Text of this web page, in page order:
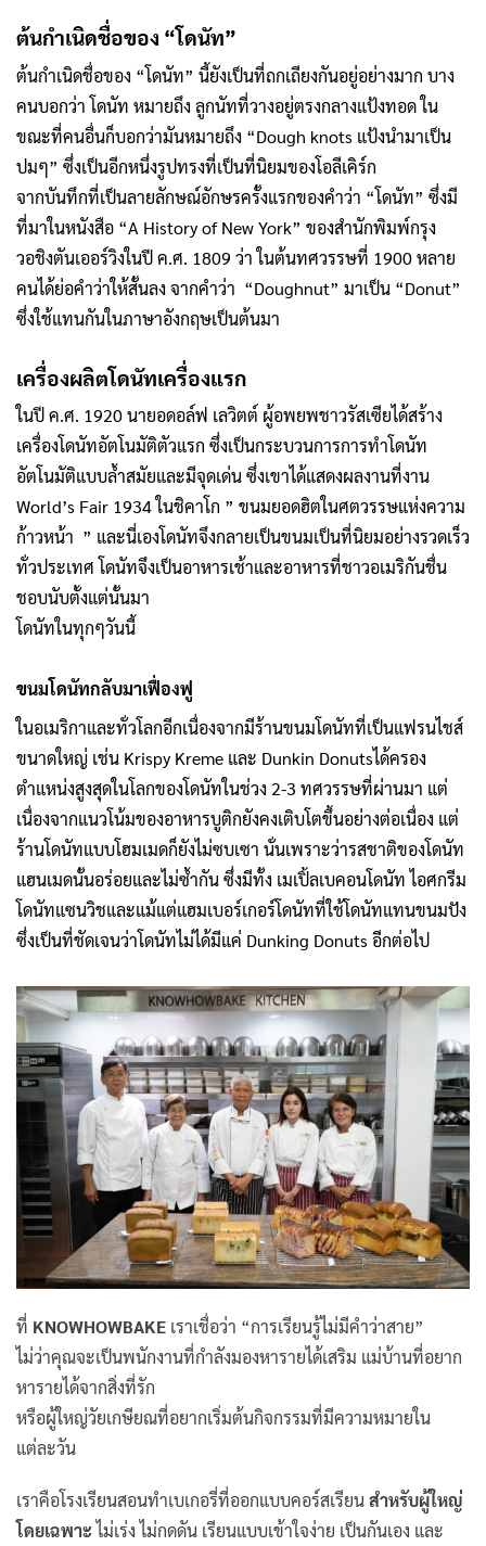
ต้นกำเนิดชื่อของ “โดนัท”
ต้นกำเนิดชื่อของ “โดนัท” นี้ยังเป็นที่ถกเถียงกันอยู่อย่างมาก บาง
คนบอกว่า โดนัท หมายถึง ลูกนัทที่วางอยู่ตรงกลางแป้งทอด ใน
ขณะที่คนอื่นก็บอกว่ามันหมายถึง “Dough knots แป้งนำมาเป็น
ปมๆ” ซึ่งเป็นอีกหนึ่งรูปทรงที่เป็นที่นิยมของโอลีเคิร์ก
จากบันทึกที่เป็นลายลักษณ์อักษรครั้งแรกของคำว่า “โดนัท” ซึ่งมี
ที่มาในหนังสือ “A History of New York” ของสำนักพิมพ์กรุง
วอชิงตันเออร์วิงในปี ค.ศ. 1809 ว่า ในต้นทศวรรษที่ 1900 หลาย
คนได้ย่อคำว่าให้สั้นลง จากคำว่า “Doughnut” มาเป็น “Donut”
ซึ่งใช้แทนกันในภาษาอังกฤษเป็นต้นมา
เครื่องผลิตโดนัทเครื่องแรก
ในปี ค.ศ. 1920 นายอดอล์ฟ เลวิตต์ ผู้อพยพชาวรัสเซียได้สร้าง
เครื่องโดนัทอัตโนมัติตัวแรก ซึ่งเป็นกระบวนการการทำโดนัท
อัตโนมัติแบบล้ำสมัยและมีจุดเด่น ซึ่งเขาได้แสดงผลงานที่งาน
World’s Fair 1934 ในชิคาโก ” ขนมยอดฮิตในศตวรรษแห่งความ
ก้าวหน้า ” และนี่เองโดนัทจึงกลายเป็นขนมเป็นที่นิยมอย่างรวดเร็ว
ทั่วประเทศ โดนัทจึงเป็นอาหารเช้าและอาหารที่ชาวอเมริกันชื่น
ชอบนับตั้งแต่นั้นมา
โดนัทในทุกๆวันนี้
ขนมโดนัทกลับมาเฟื่องฟู
ในอเมริกาและทั่วโลกอีกเนื่องจากมีร้านขนมโดนัทที่เป็นแฟรนไชส์
ขนาดใหญ่ เช่น Krispy Kreme และ Dunkin Donutsได้ครอง
ตำแหน่งสูงสุดในโลกของโดนัทในช่วง 2-3 ทศวรรษที่ผ่านมา แต่
เนื่องจากแนวโน้มของอาหารบูติกยังคงเติบโตขึ้นอย่างต่อเนื่อง แต่
ร้านโดนัทแบบโฮมเมดก็ยังไม่ซบเซา นั่นเพราะว่ารสชาติของโดนัท
แฮนเมดนั้นอร่อยและไม่ซ้ำกัน ซึ่งมีทั้ง เมเปิ้ลเบคอนโดนัท ไอศกรีม
โดนัทแซนวิชและแม้แต่แฮมเบอร์เกอร์โดนัทที่ใช้โดนัทแทนขนมปัง
ซึ่งเป็นที่ชัดเจนว่าโดนัทไม่ได้มีแค่ Dunking Donuts อีกต่อไป
ที่ KNOWHOWBAKE เราเชื่อว่า “การเรียนรู้ไม่มีคำว่าสาย”
ไม่ว่าคุณจะเป็นพนักงานที่กำลังมองหารายได้เสริม แม่บ้านที่อยาก
หารายได้จากสิ่งที่รัก
หรือผู้ใหญ่วัยเกษียณที่อยากเริ่มต้นกิจกรรมที่มีความหมายใน
แต่ละวัน
เราคือโรงเรียนสอนทำเบเกอรี่ที่ออกแบบคอร์สเรียนสำหรับผู้ใหญ่
โดยเฉพาะไม่เร่ง ไม่กดดัน เรียนแบบเข้าใจง่าย เป็นกันเอง และ